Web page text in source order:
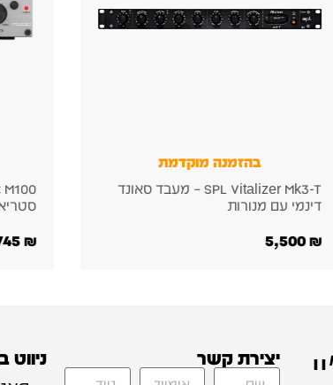
בהזמנה מוקדמת
SPL Vitalizer Mk3-T – מעבד סאונד
דינמי עם מנורות
₪
5,500
₪
745
יצירת קשר